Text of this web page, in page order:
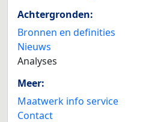
Achtergronden:
Bronnen en definities
Nieuws
Analyses
Meer:
Maatwerk info service
Contact